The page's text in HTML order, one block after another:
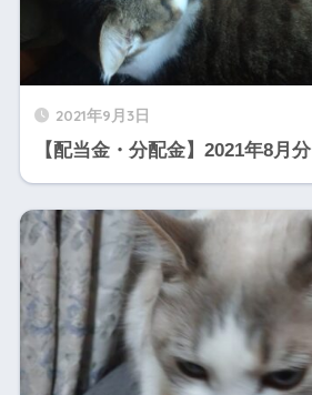
2021年9月3日
【配当金・分配金】2021年8月分